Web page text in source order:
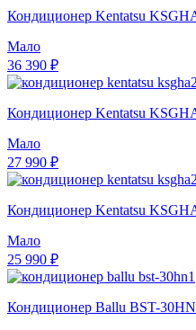
Кондиционер Kentatsu
Мало
36 390 ₽
Кондиционер Kentatsu
Мало
27 990 ₽
Кондиционер Kentatsu
Мало
25 990 ₽
Кондиционер Ballu BST-